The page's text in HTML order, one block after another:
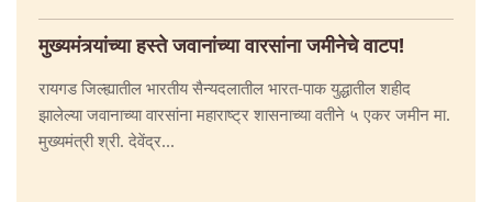
मुख्यमंत्र्यांच्या हस्ते जवानांच्या वारसांना जमीनेचे वाटप!
रायगड जिल्ह्यातील भारतीय सैन्यदलातील भारत-पाक युद्धातील शहीद
झालेल्या जवानाच्या वारसांना महाराष्ट्र शासनाच्या वतीने ५ एकर जमीन मा.
मुख्यमंत्री श्री. देवेंद्र...